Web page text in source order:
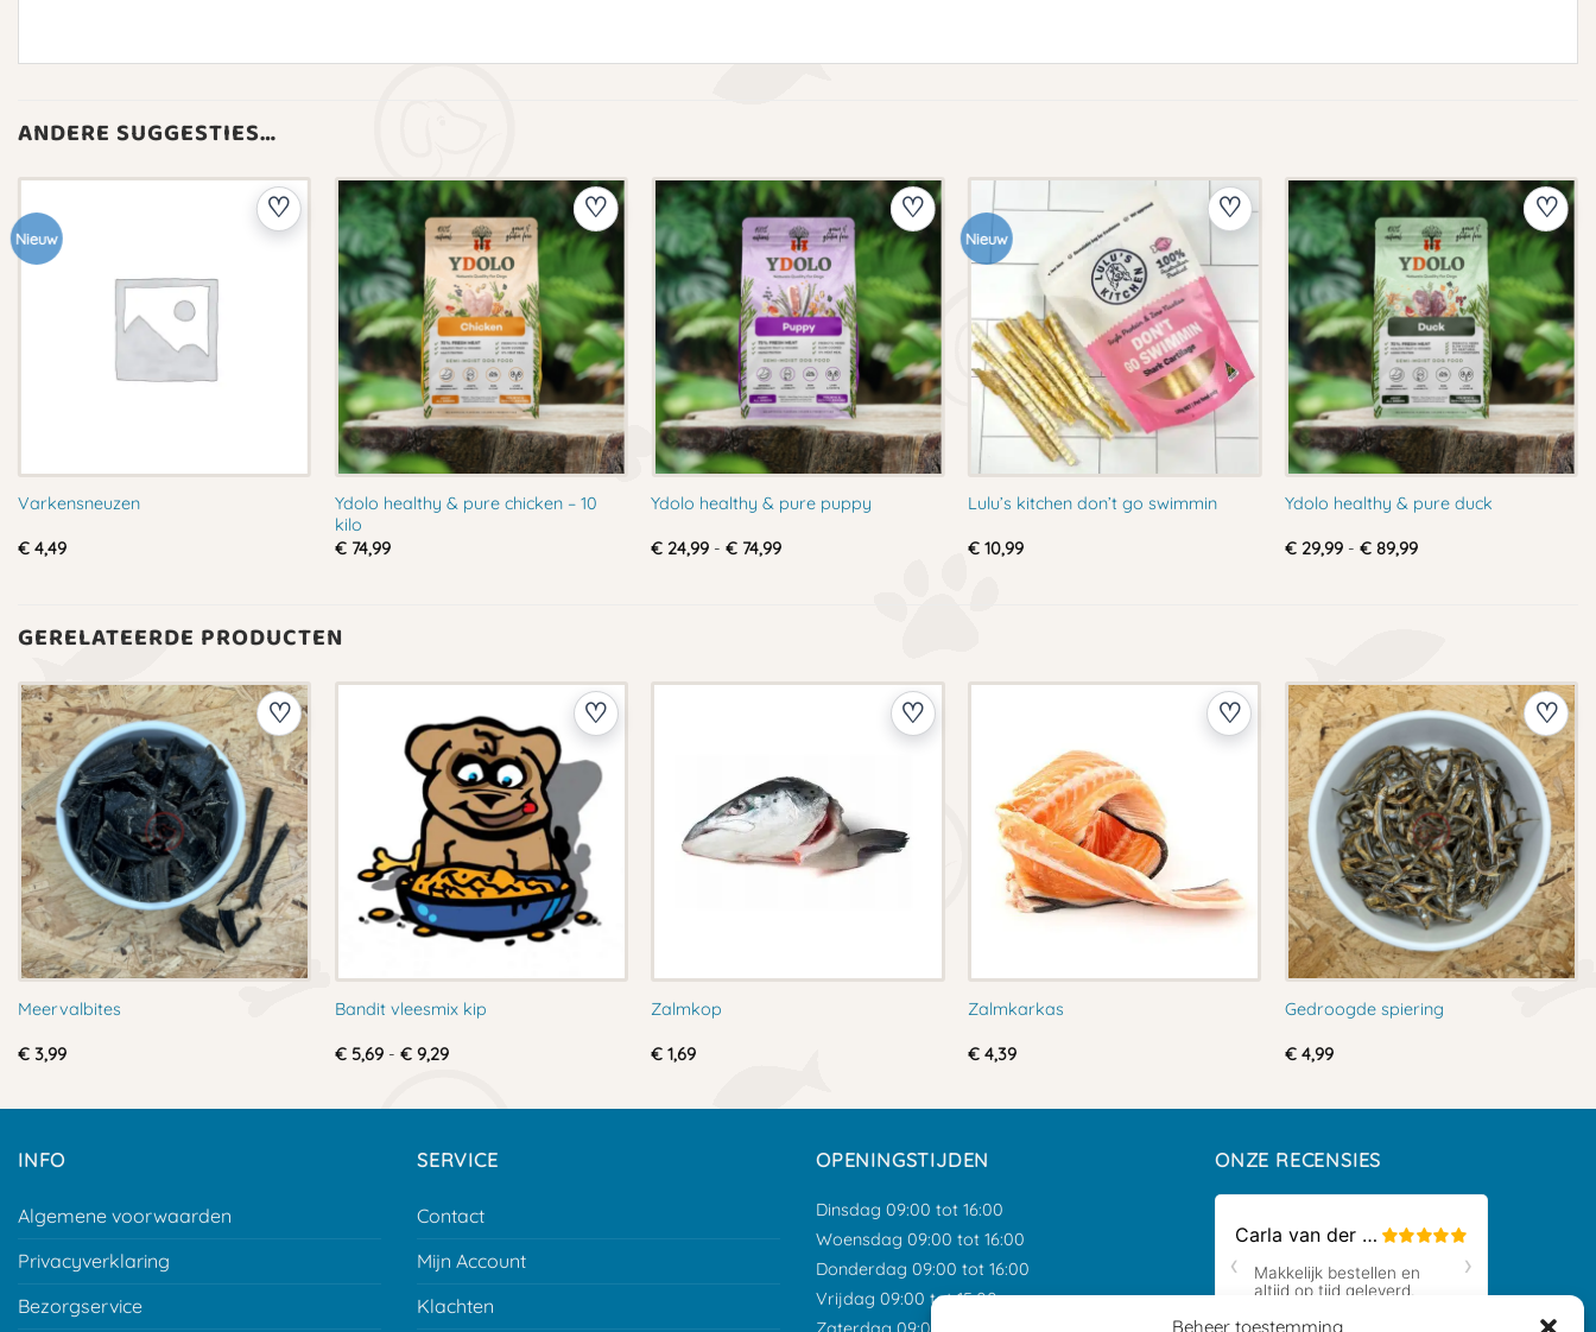
Beheer toestemming
ANDERE SUGGESTIES…
Nieuw
Varkensneuzen
€4,49
Ydolo healthy & pure chicken – 10
kilo
€74,99
Ydolo healthy & pure puppy
€ 24,99 - € 74,99Prijsklasse:
Nieuw
Lulu’s kitchen don’t go swimmin
€ 10,99
Ydolo healthy & pure duck
€29,99 - €89,99Prijsklasse:
GERELATEERDE PRODUCTEN
Meervalbites
€3,99
Bandit vleesmix kip
€5,69 - €9,29Prijsklasse:
Zalmkop
€ 1,69
Zalmkarkas
€ 4,39
Gedroogde spiering
€4,99
INFO
Algemene voorwaarden
Privacyverklaring
Bezorgservice
SERVICE
Contact
Mijn Account
Klachten
OPENINGSTIJDEN
Dinsdag 09:00 tot 16:00
Woensdag 09:00 tot 16:00
Donderdag 09:00 tot 16:00
Vrijdag 09:00 tot 15:00
ONZE RECENSIES